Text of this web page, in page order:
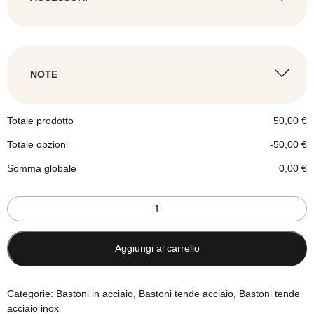
0,30€
ASTA GUIDATENDA
ASTA GUIDATENDA acciaio cm.125 –
Cromo lucida 17,00€
NOTE
Totale prodotto 50,00€
Totale opzioni -50,00€
Somma globale 0,00€
Bastone
tenda
acciaio
satinato
e
-
doppio
Aggiungi al carrello
Categorie: Bastoni in acciaio, Bastoni tende acciaio, Bastoni tende
acciaio inox